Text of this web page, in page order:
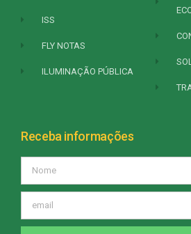
ISS
FLY NOTAS
ILUMINAÇÃO PÚBLICA
Receba informações